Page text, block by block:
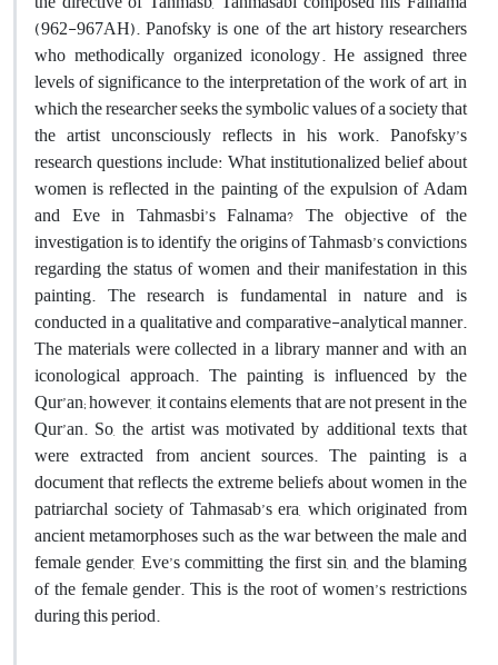
(962-967AH). Panofsky is one of the art history researchers
who methodically organized iconology. He assigned three
levels of significance to the interpretation of the work of art, in
which the researcher seeks th​e symbolic values of a society that
the artist unconsciously reflects in his work. Panofsky’s
research questions include: What institutionalized belief about
women is reflected in the painting of the expulsion of Adam
and Eve in Tahmasbi’s Falnama? The objective of the
investigation is to identify the origins of Tahmasb’s convictions
regarding the status of women and their manifestation in this
painting. The research is fundamental in nature and is
conducted in a qualitative and comparative-analytical manner.
The materials were collected in a library manner and with an
iconological approach. The painting is influenced by the
Qur’an; however, it contains elements that are not present in the
Qur’an. So, the artist was motivated by additional texts that
were extracted from ancient sources. The painting is a
document that reflects the extreme beliefs about women in the
patriarchal society of Tahmasab’s era, which originated from
ancient metamorphoses such as the war between the male and
female gender, Eve’s committing the first sin, and the blaming
of the female gender. This is the root of women’s restrictions
during this period.